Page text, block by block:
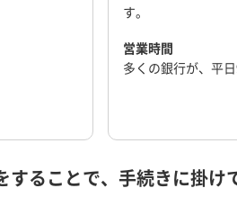
す。
営業時間
多くの銀行が、平
することで、手続きに掛け